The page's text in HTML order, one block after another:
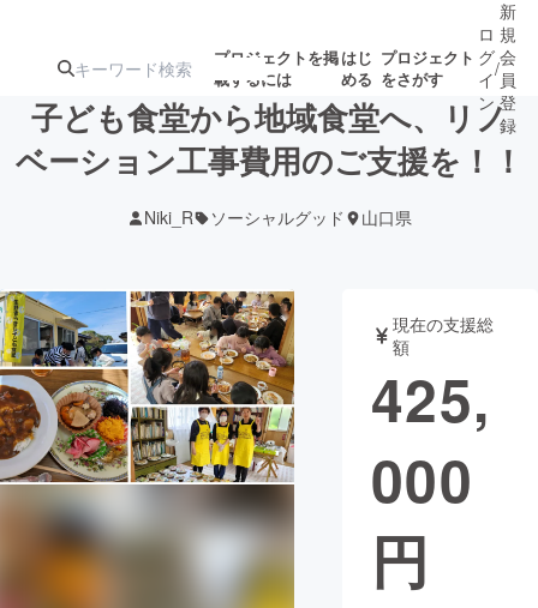
プロジェクトを掲
載するには
はじ
める
プロジェクト
をさがす
ターン
ジェクト
募集終了が近いプ
ロジェクト
アート・写真 音楽
テクノロジー・ガジェット ゲーム・サ
映像・映画
ビジネス・起業
まちづくり・地域活性化
ロ
グ
イ
ン
/
新
規
会
員
登
録
子ども食堂から地域食堂へ、リノ
ベーション工事費用のご支援を！！
Niki_R ソーシャルグッド 山口県
現在の支援総
額
425,
000
円